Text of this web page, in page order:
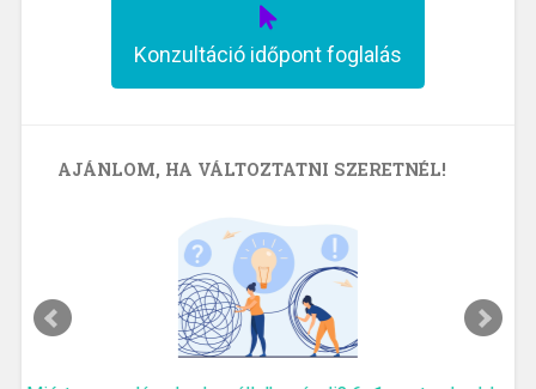
Konzultáció időpont foglalás
AJÁNLOM, HA VÁLTOZTATNI SZERETNÉL!